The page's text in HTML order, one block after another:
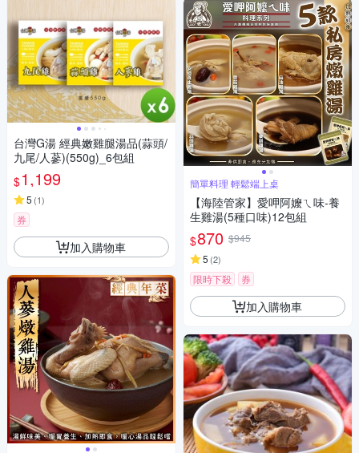
台灣G湯 經典嫩雞腿湯品(蒜頭/
九尾/人蔘)(550g)_6包組
$1,199
5 (1)
券
加入購物車
簡單料理 輕鬆端上桌
【海陸管家】愛呷阿嬤ㄟ味-養
生雞湯(5種口味)12包組
$870 $945
5 (2)
限時下殺 券
加入購物車